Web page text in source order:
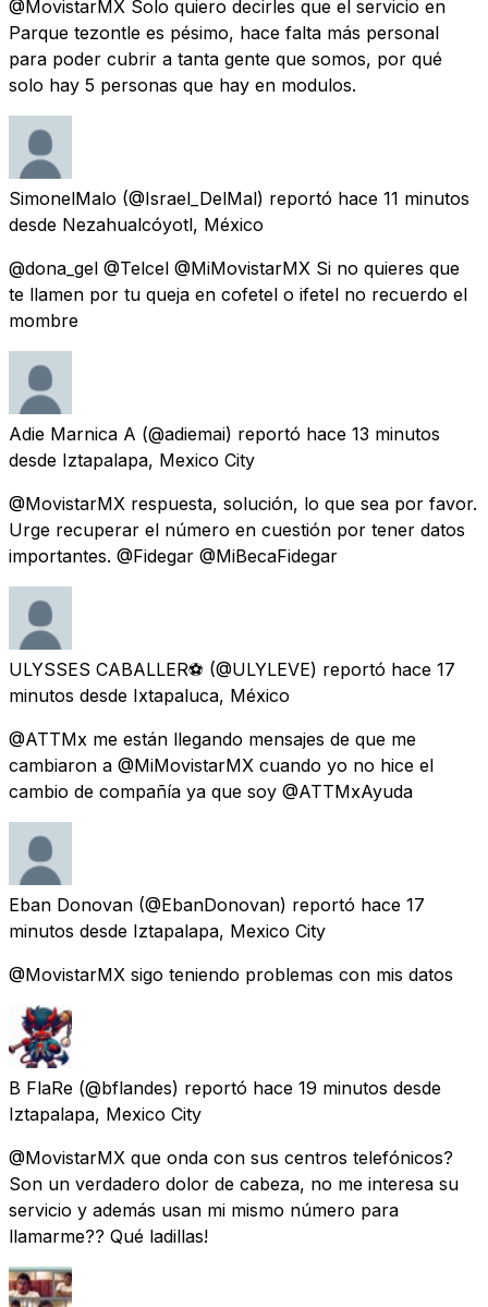
@MovistarMX Solo quiero decirles que el servicio en
Parque tezontle es pésimo, hace falta más personal
para poder cubrir a tanta gente que somos, por qué
solo hay 5 personas que hay en modulos.
SimonelMalo (@Israel_DelMal) reportó hace 11 minutos
desde Nezahualcóyotl, México
@dona_gel @Telcel @MiMovistarMX Si no quieres que
te llamen por tu queja en cofetel o ifetel no recuerdo el
mombre
Adie Marnica A (@adiemai) reportó hace 13 minutos
desde Iztapalapa, Mexico City
@MovistarMX respuesta, solución, lo que sea por favor.
Urge recuperar el número en cuestión por tener datos
importantes. @Fidegar @MiBecaFidegar
ULYSSES CABALLER⚽ (@ULYLEVE) reportó hace 17
minutos desde Ixtapaluca, México
@ATTMx me están llegando mensajes de que me
cambiaron a @MiMovistarMX cuando yo no hice el
cambio de compañía ya que soy @ATTMxAyuda
Eban Donovan (@EbanDonovan) reportó hace 17
minutos desde Iztapalapa, Mexico City
@MovistarMX sigo teniendo problemas con mis datos
B FlaRe (@bflandes) reportó hace 19 minutos desde
Iztapalapa, Mexico City
@MovistarMX que onda con sus centros telefónicos?
Son un verdadero dolor de cabeza, no me interesa su
servicio y además usan mi mismo número para
llamarme?? Qué ladillas!